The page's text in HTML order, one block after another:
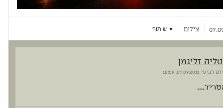
צילום ▼ שיתוף
טליה זליגמן
יום רביעי